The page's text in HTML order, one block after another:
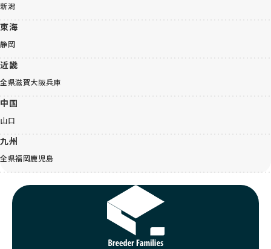
新潟
東海
静岡
近畿
全県滋賀大阪兵庫
中国
山口
九州
全県福岡鹿児島